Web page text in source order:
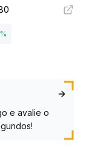
%
e avalie o